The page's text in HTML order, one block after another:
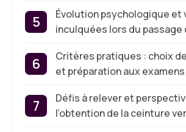
Évolution psychologique et
inculquées lors du
Critères pratiques : choix
et préparation aux examens
Défis à relever et
l’obtention de la ceinture